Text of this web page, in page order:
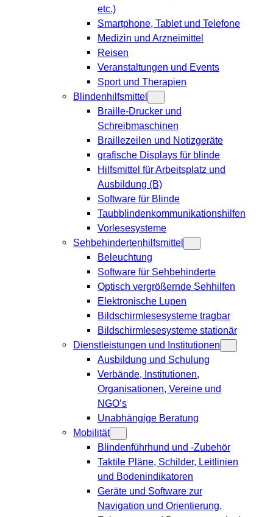
etc.)
Smartphone, Tablet und Telefone
Medizin und Arzneimittel
Reisen
Veranstaltungen und Events
Sport und Therapien
Blindenhilfsmittel
Braille-Drucker und
Schreibmaschinen
Braillezeilen und Notizgeräte
grafische Displays für blinde
Hilfsmittel für Arbeitsplatz und
Ausbildung (B)
Software für Blinde
Taubblindenkommunikationshilfen
Vorlesesysteme
Sehbehindertenhilfsmittel
Beleuchtung
Software für Sehbehinderte
Optisch vergrößernde Sehhilfen
Elektronische Lupen
Bildschirmlesesysteme tragbar
Bildschirmlesesysteme stationär
Dienstleistungen und Institutionen
Ausbildung und Schulung
Verbände, Institutionen,
Organisationen, Vereine und
NGO’s
Unabhängige Beratung
Mobilität
Blindenführhund und -Zubehör
Taktile Pläne, Schilder, Leitlinien
und Bodenindikatoren
Geräte und Software zur
Navigation und Orientierung,